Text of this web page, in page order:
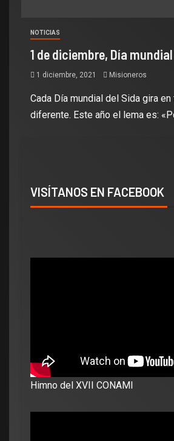
NOTICIAS
1 de diciembre, Día
1 diciembre, 2021 Misioneros
Cada Día mundial del Sida gira
diferente. Este año el lema es:
VISÍTANOS EN FACEBOOK
Himno del XVII CONAMI